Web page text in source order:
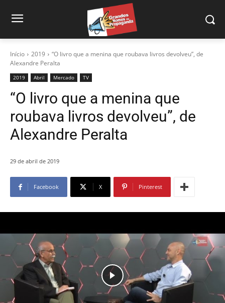
Início 2019
“O livro que a menina que roubava livros devolveu”, de
Alexandre Peralta
2019 Abril Mercado TV
“O livro que a menina que
roubava livros devolveu”, de
Alexandre Peralta
29 de abril de 2019
Facebook X Pinterest